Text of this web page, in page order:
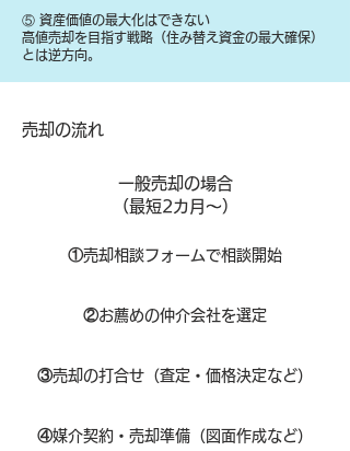
⑤ 資産価値の最大化はできない
高値売却を目指す戦略（住み替え資金の最大確保）
とは逆方向。
​売却の流れ
一般売却の場合
​（最短2カ月～）
①​売却相談フォームで相談開始
②お薦めの仲介会社を選定
③売却の打合せ（査定・価格決定など）
④媒介契約・売却準備（図面作成など）